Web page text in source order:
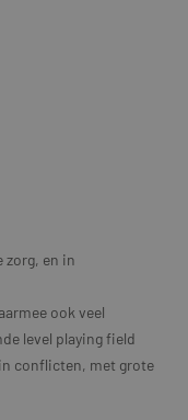
zorg, en in
ook veel
level playing field
conflicten, met grote